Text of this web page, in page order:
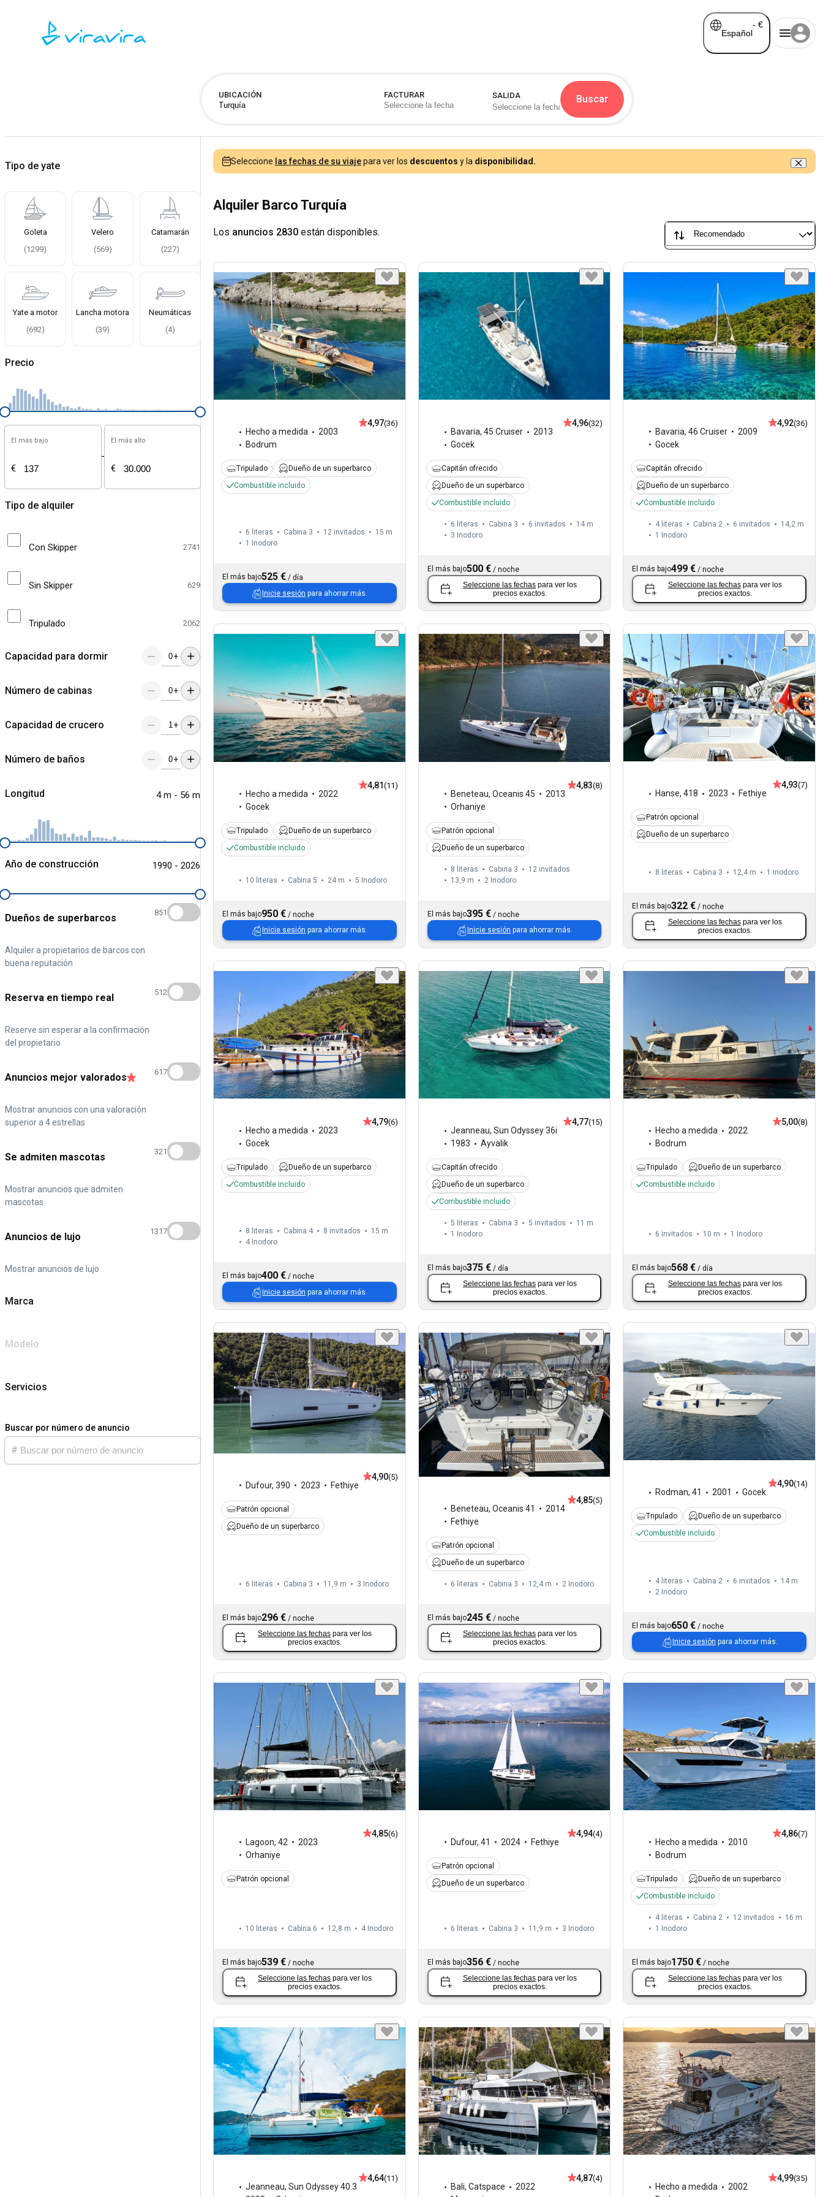
Español
- €
UBICACIÓN FACTURAR SALIDA Buscar
Tipo de yate
Goleta
(1299)
Velero
(569)
Catamarán
(227)
Yate a motor
(692)
Lancha motora
(39)
Neumáticas
(4)
Precio
El más bajo
€
-
El más alto
€
Tipo de alquiler
Con Skipper 2741
Sin Skipper 629
Tripulado 2062
Capacidad para dormir +
Número de cabinas +
Capacidad de crucero +
Número de baños +
Longitud 4 m - 56 m
Año de construcción 1990 - 2026
Dueños de superbarcos
Alquiler a propietarios de barcos con
buena reputación
851
Reserva en tiempo real
Reserve sin esperar a la confirmación
del propietario
512
Anuncios mejor valorados
Mostrar anuncios con una valoración
superior a 4 estrellas
617
Se admiten mascotas
Mostrar anuncios que admiten
mascotas
321
Anuncios de lujo
Mostrar anuncios de lujo
1317
Marca
Modelo
Servicios
Buscar por número de anuncio
Seleccione las fechas de su viajepara ver los descuentos y la disponibilidad.
Alquiler Barco Turquía
Los anuncios 2830 están disponibles.
Hecho a medida
2003
Bodrum
4,97(36)
Tripulado
Dueño de un superbarco
Combustible incluido
6 literas Cabina 3 12 invitados
15 m
1
Inodoro
El más bajo525 € / día
Inicie sesión para ahorrar más.
Bavaria, 45 Cruiser
2013
Gocek
4,96(32)
Capitán ofrecido
Dueño de un superbarco
Combustible incluido
6 literas Cabina 3 6 invitados
14 m
3 Inodoro
El más bajo500 €/ noche
Seleccione las fechas para ver los
precios exactos.
Bavaria,46 Cruiser
2009
Gocek
4,92(36)
Capitán ofrecido
Dueño de un superbarco
Combustible incluido
4 literas Cabina 2 6 invitados
14,2 m
1
Inodoro
El más bajo499 € /noche
Seleccione las fechas para ver los
precios exactos.
Hecho a medida
2022
Gocek
4,81 (11)
Tripulado
Dueño de un superbarco
Combustible incluido
10 literas Cabina 5 24 m 5 Inodoro
El más bajo950 € / noche
Inicie sesión para ahorrar más.
Beneteau, Oceanis 45
2013
Orhaniye
4,83(8)
Patrón opcional
Dueño de un superbarco
8 literas Cabina 3
12 invitados
13,9 m
2 Inodoro
El más bajo395 €/ noche
Inicie sesión para ahorrar más.
Hanse,418 2023 Fethiye
4,93(7)
Patrón opcional
Dueño de un superbarco
8 literas Cabina 3 12,4 m 1 Inodoro
El más bajo322 € /noche
Seleccione las fechas para ver los
precios exactos.
Hecho a medida
2023
Gocek
4,79(6)
Tripulado
Dueño de un superbarco
Combustible incluido
8 literas Cabina 4 8 invitados
15 m
4 Inodoro
El más bajo400 € / noche
Inicie sesión para ahorrar más.
Jeanneau, Sun Odyssey 36i
1983
Ayvalik
4,77(15)
Capitán ofrecido
Dueño de un superbarco
Combustible incluido
5 literas Cabina 3 5 invitados
11 m
1
Inodoro
El más bajo375 €/ día
Seleccione las fechas para ver los
precios exactos.
Hecho a medida
2022
Bodrum
5,00(8)
Tripulado
Dueño de un superbarco
Combustible incluido
6 invitados 10 m 1 Inodoro
El más bajo568 € /día
Seleccione las fechas para ver los
precios exactos.
Dufour, 390 2023 Fethiye
4,90(5)
Patrón opcional
Dueño de un superbarco
6 literas Cabina 3 11,9 m 3 Inodoro
El más bajo296 € / noche
Seleccione las fechas para ver los
precios exactos.
Beneteau, Oceanis 41
2014
Fethiye
4,85(5)
Patrón opcional
Dueño de un superbarco
6 literas Cabina 3 12,4 m 2 Inodoro
El más bajo245 €/ noche
Seleccione las fechas para ver los
precios exactos.
Rodman,41 2001 Gocek
4,90(14)
Tripulado
Dueño de un superbarco
Combustible incluido
4 literas Cabina 2 6 invitados
14 m
2 Inodoro
El más bajo650 € /noche
Inicie sesión para ahorrar más.
Lagoon, 42
2023
Orhaniye
4,85(6)
Patrón opcional
10 literas Cabina 6 12,8 m 4 Inodoro
El más bajo539 € / noche
Seleccione las fechas para ver los
precios exactos.
Dufour, 41 2024 Fethiye
4,94(4)
Patrón opcional
Dueño de un superbarco
6 literas Cabina 3 11,9 m 3 Inodoro
El más bajo356 €/ noche
Seleccione las fechas para ver los
precios exactos.
Hecho a medida
2010
Bodrum
4,86(7)
Tripulado
Dueño de un superbarco
Combustible incluido
4 literas Cabina 2 12 invitados
16 m
1
Inodoro
El más bajo1750 € /noche
Seleccione las fechas para ver los
precios exactos.
Jeanneau, Sun Odyssey 40.3
4,64(11)
Bali, Catspace
2022
4,87(4)
Hecho a medida
2002
4,99(35)